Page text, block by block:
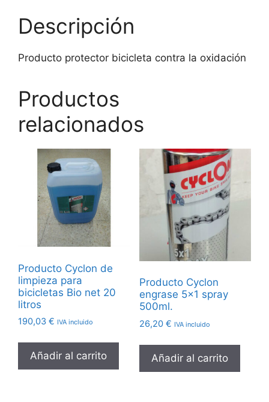
Descripción
Producto protector bicicleta contra la oxidación
Productos
relacionados
Producto Cyclon de
limpieza para
bicicletas Bio net 20
litros
190,03 € IVA incluido
Añadir al carrito
Producto Cyclon
engrase 5×1 spray
500ml.
26,20 € IVA incluido
Añadir al carrito